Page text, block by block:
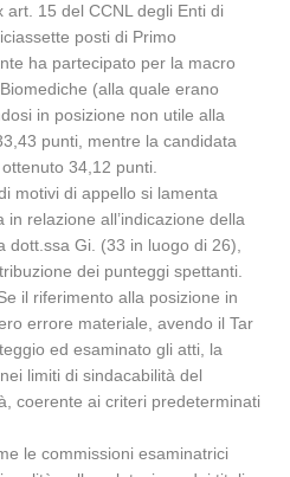
15 del CCNL degli Enti di
posti di Primo
ha partecipato per la macro
(alla quale erano
in posizione non utile alla
punti, mentre la candidata
34,12 punti.
motivi di appello si lamenta
in relazione all’indicazione della
dott.ssa Gi. (33 in luogo di 26),
dei punteggi spettanti.
il riferimento alla posizione in
errore materiale, avendo il Tar
ed esaminato gli atti, la
limiti di sindacabilità del
coerente ai criteri predeterminati
le commissioni esaminatrici